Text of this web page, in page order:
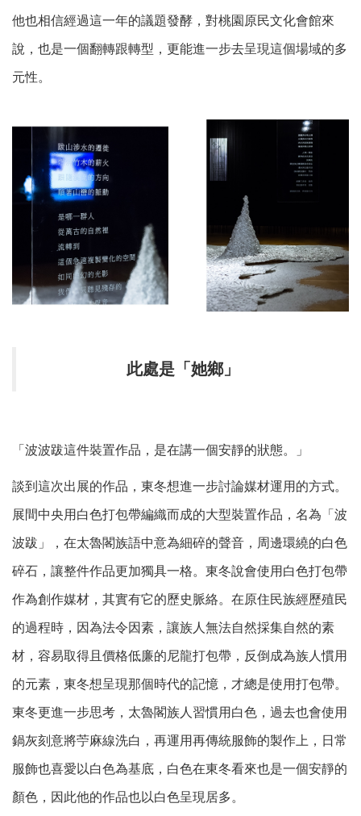
他也相信經過這一年的議題發酵，對桃園原民文化會館來
說，也是一個翻轉跟轉型，更能進一步去呈現這個場域的多
元性。
此處是「她鄉」
「波波跋這件裝置作品，是在講一個安靜的狀態。」
談到這次出展的作品，東冬想進一步討論媒材運用的方式。
展間中央用白色打包帶編織而成的大型裝置作品，名為「波
波跋」，在太魯閣族語中意為細碎的聲音，周邊環繞的白色
碎石，讓整件作品更加獨具一格。東冬說會使用白色打包帶
作為創作媒材，其實有它的歷史脈絡。在原住民族經歷殖民
的過程時，因為法令因素，讓族人無法自然採集自然的素
材，容易取得且價格低廉的尼龍打包帶，反倒成為族人慣用
的元素，東冬想呈現那個時代的記憶，才總是使用打包帶。
東冬更進一步思考，太魯閣族人習慣用白色，過去也會使用
鍋灰刻意將苧麻線洗白，再運用再傳統服飾的製作上，日常
服飾也喜愛以白色為基底，白色在東冬看來也是一個安靜的
顏色，因此他的作品也以白色呈現居多。